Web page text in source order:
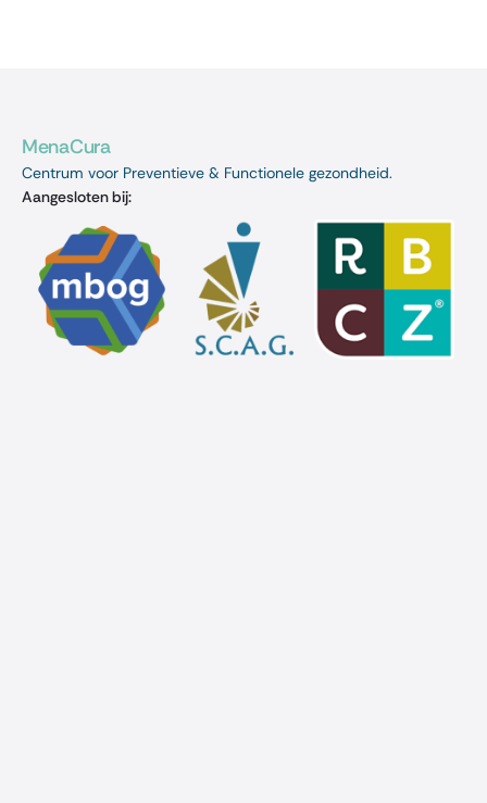
MenaCura
Centrum voor Preventieve & Functionele gezondheid.
Aangesloten bij: